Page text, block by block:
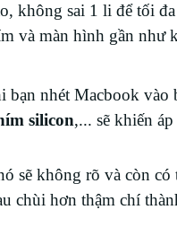
không sai 1 li để tối
và màn hình gần như
nhét Macbook vào
silicon,... sẽ khiến
sẽ không rõ và còn
chùi hơn thậm chí